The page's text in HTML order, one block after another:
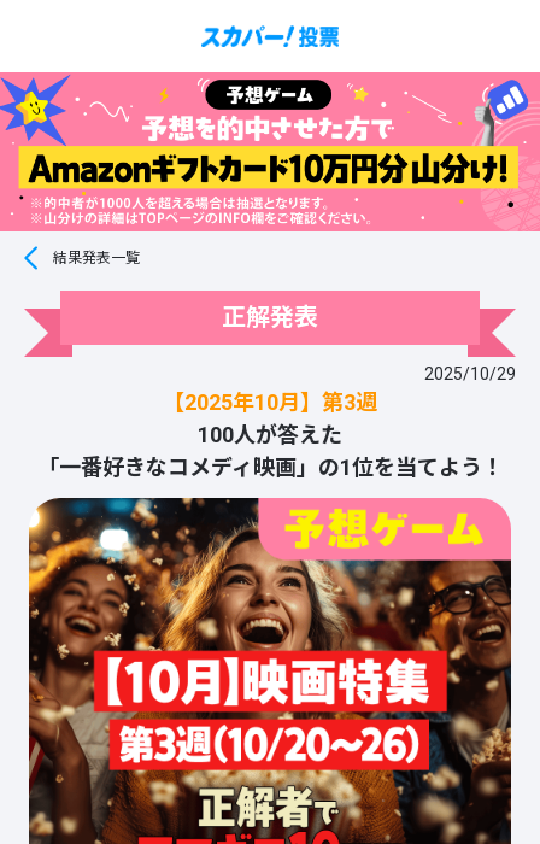
結果発表一覧
正解発表
2025/10/29
【2025年10月】第3週
100人が答えた
「一番好きなコメディ映画」の1位を当てよう！